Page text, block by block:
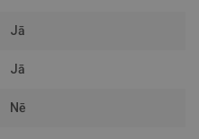
Jā
Jā
Nē